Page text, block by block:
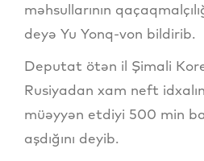
məhsullarının
deyə Yu Yonq-von bildirib.
Deputat ötən il Şimali
Rusiyadan xam neft
müəyyən etdiyi 500 min
aşdığını deyib.